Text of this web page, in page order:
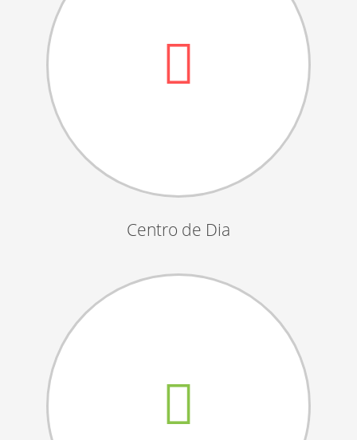
Almoço / Lanche de Natal
Atividades Semanais
Feiras e Exposições
Grupos Musicais do Centro de Dia
Outras Actividades
Passeio Vila Nova de Cerveira
Assembleias Gerais
Semana Sénior
Passeio do Idoso
Associados
Centro de Dia